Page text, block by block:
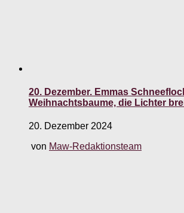
20. Dezember. Emmas
Weihnachtsbaume, die Lichter
20. Dezember 2024
von Maw-Redaktionsteam